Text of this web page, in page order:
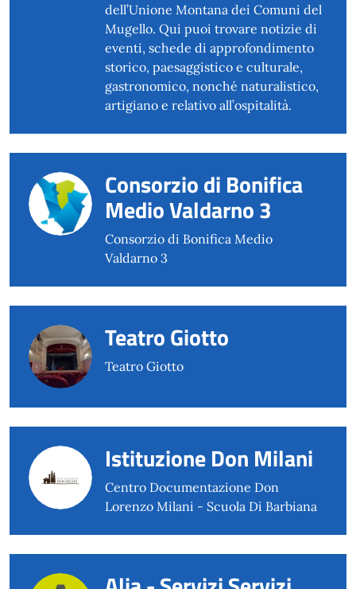
dell’Unione Montana dei Comuni del
Mugello. Qui puoi trovare notizie di
eventi, schede di approfondimento
storico, paesaggistico e culturale,
gastronomico, nonché naturalistico,
artigiano e relativo all’ospitalità.
Consorzio di Bonifica
Medio Valdarno 3
Consorzio di Bonifica Medio
Valdarno 3
Teatro Giotto
Teatro Giotto
Istituzione Don Milani
Centro Documentazione Don
Lorenzo Milani - Scuola Di Barbiana